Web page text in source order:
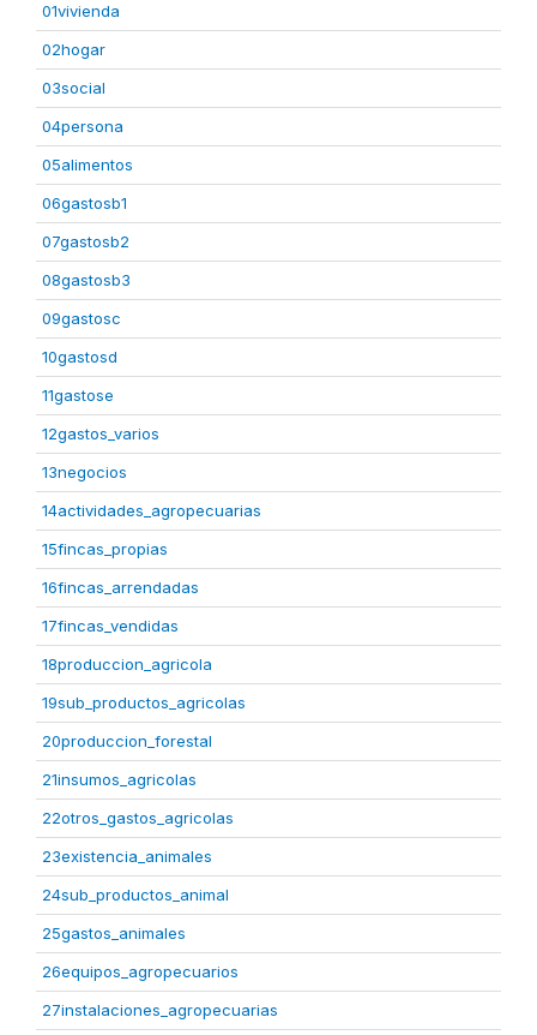
01vivienda
02hogar
03social
04persona
05alimentos
06gastosb1
07gastosb2
08gastosb3
09gastosc
10gastosd
11gastose
12gastos_varios
13negocios
14actividades_agropecuarias
15fincas_propias
16fincas_arrendadas
17fincas_vendidas
18produccion_agricola
19sub_productos_agricolas
20produccion_forestal
21insumos_agricolas
22otros_gastos_agricolas
23existencia_animales
24sub_productos_animal
25gastos_animales
26equipos_agropecuarios
27instalaciones_agropecuarias